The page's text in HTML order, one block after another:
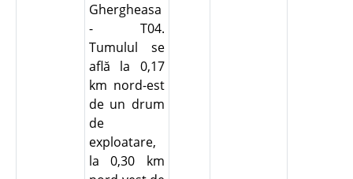
Ghergheasa
- T04.
Tumulul se
află la 0,17
km nord-est
de un drum
de
exploatare,
la 0,30 km